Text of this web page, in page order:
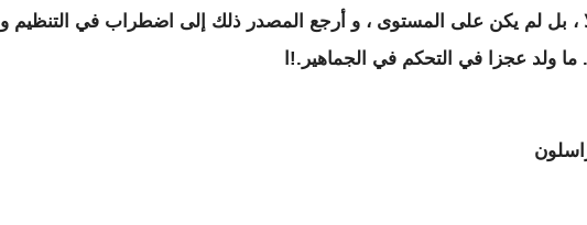
، بل لم يكن على المستوى ، و أرجع المصدر ذلك إلى اضطراب في التنظيم و
ولد عجزا في التحكم في الجماهير.!ا